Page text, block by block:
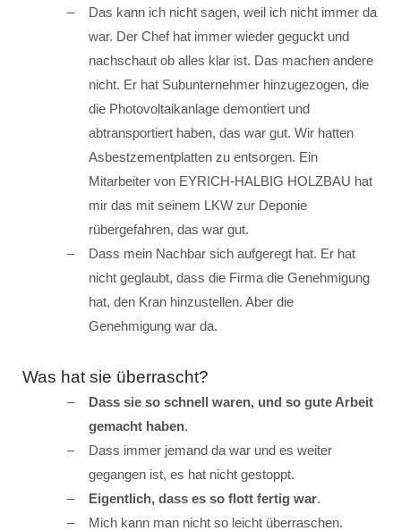
Das kann ich nicht sagen, weil ich nicht immer da
war. Der Chef hat immer wieder geguckt und
nachschaut ob alles klar ist. Das machen andere
nicht. Er hat Subunternehmer hinzugezogen, die
die Photovoltaikanlage demontiert und
abtransportiert haben, das war gut. Wir hatten
Asbestzementplatten zu entsorgen. Ein
Mitarbeiter von EYRICH-HALBIG HOLZBAU hat
mir das mit seinem LKW zur Deponie
rübergefahren, das war gut.
Dass mein Nachbar sich aufgeregt hat. Er hat
nicht geglaubt, dass die Firma die Genehmigung
hat, den Kran hinzustellen. Aber die
Genehmigung war da.
Was hat sie überrascht?
Dass sie so schnell waren, und so gute Arbeit
gemacht haben.
Dass immer jemand da war und es weiter
gegangen ist, es hat nicht gestoppt.
Eigentlich, dass es so flott fertig war.
Mich kann man nicht so leicht überraschen.